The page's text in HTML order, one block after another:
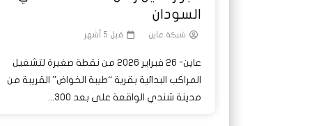
السودان
شبكة عاين قبل 5 أشهر
عاين- 26 فبراير 2026 من نقطة صغيرة لتشغيل
المراكب البدائية بقرية “طيبة الخواض” القريبة من
مدينة شندي الواقعة على بعد 300...